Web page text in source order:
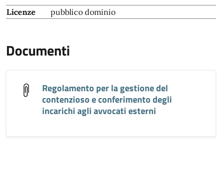
Licenze pubblico dominio
Documenti
Regolamento per la gestione del
contenzioso e conferimento degli
incarichi agli avvocati esterni